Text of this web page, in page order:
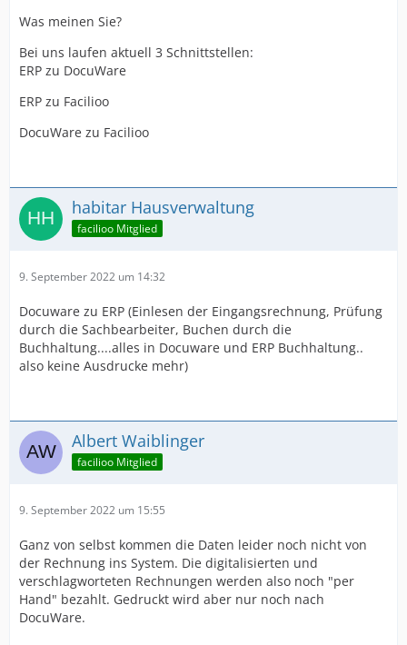
Was meinen Sie?
Bei uns laufen aktuell 3 Schnittstellen:
ERP zu DocuWare
ERP zu Facilioo
DocuWare zu Facilioo
habitar Hausverwaltung
facilioo Mitglied
9. September 2022 um 14:32
Docuware zu ERP (Einlesen der Eingangsrechnung, Prüfung
durch die Sachbearbeiter, Buchen durch die
Buchhaltung....alles in Docuware und ERP Buchhaltung..
also keine Ausdrucke mehr)
Albert Waiblinger
facilioo Mitglied
9. September 2022 um 15:55
Ganz von selbst kommen die Daten leider noch nicht von
der Rechnung ins System. Die digitalisierten und
verschlagworteten Rechnungen werden also noch "per
Hand" bezahlt. Gedruckt wird aber nur noch nach
DocuWare.